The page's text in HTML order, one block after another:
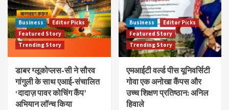
Business
Editor Picks
Featured Story
Trending Story
डाबर ग्लूकोप्लस-सी ने सौरव
गांगुली के साथ एआई-संचालित
‘दादाज़ पावर कोचिंग कैंप’
अभियान लॉन्च किया
Business
Editor Picks
Featured Story
Trending Story
एमआईटी वर्ल्ड पीस यूनिवर्सिटी
गोवा एक अनोखा कैंपस और
उच्च शिक्षण प्रतिष्ठान: अनिल
हिवाले